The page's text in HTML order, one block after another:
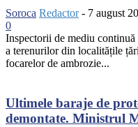
Soroca Redactor - 7 august
0
Inspectorii de mediu
a terenurilor din localitățile
focarelor de ambrozie...
Ultimele baraje de
demontate. Ministrul